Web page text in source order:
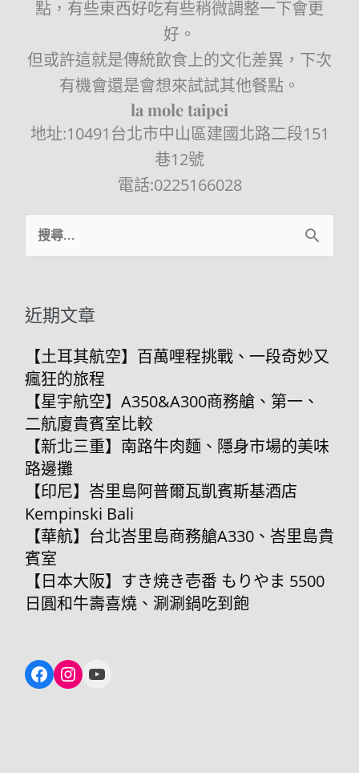
點，有些東西好吃有些稍微調整一下會更
好。
但或許這就是傳統飲食上的文化差異，下次
有機會還是會想來試試其他餐點。
la mole taipei
地址:10491台北市中山區建國北路二段151
巷12號
電話:0225166028
搜
尋
字:
近期文章
【土耳其航空】百萬哩程挑戰、一段奇妙又
瘋狂的旅程
【星宇航空】A350&A300商務艙、第一、
二航廈貴賓室比較
【新北三重】南路牛肉麵、隱身市場的美味
路邊攤
【印尼】峇里島阿普爾瓦凱賓斯基酒店
Kempinski Bali
【華航】台北峇里島商務艙A330、峇里島貴
賓室
【日本大阪】すき焼き壱番 もりやま 5500
日圓和牛壽喜燒、涮涮鍋吃到飽
Facebook
Instagram
YouTube